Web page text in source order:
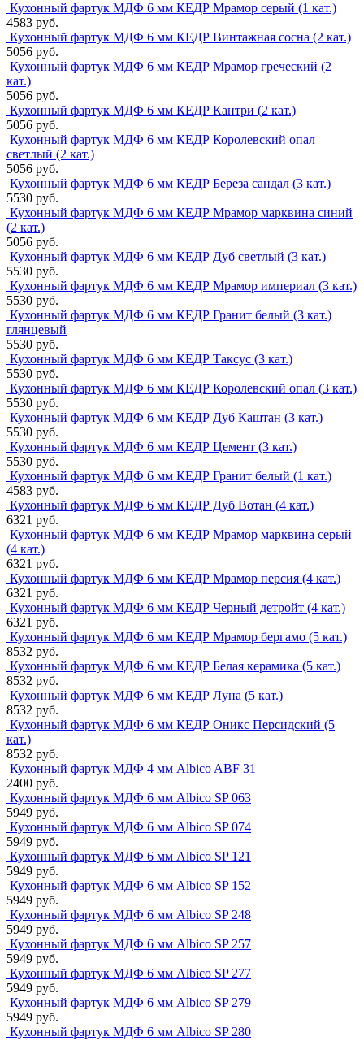
Кухонный фартук МДФ 6 мм КЕДР Мрамор серый (1 кат.)
4583 руб.
Кухонный фартук МДФ 6 мм КЕДР Винтажная сосна (2 кат.)
5056 руб.
Кухонный фартук МДФ 6 мм КЕДР Мрамор греческий (2
кат.)
5056 руб.
Кухонный фартук МДФ 6 мм КЕДР Кантри (2 кат.)
5056 руб.
Кухонный фартук МДФ 6 мм КЕДР Королевский опал
светлый (2 кат.)
5056 руб.
Кухонный фартук МДФ 6 мм КЕДР Береза сандал (3 кат.)
5530 руб.
Кухонный фартук МДФ 6 мм КЕДР Мрамор марквина синий
(2 кат.)
5056 руб.
Кухонный фартук МДФ 6 мм КЕДР Дуб светлый (3 кат.)
5530 руб.
Кухонный фартук МДФ 6 мм КЕДР Мрамор империал (3 кат.)
5530 руб.
Кухонный фартук МДФ 6 мм КЕДР Гранит белый (3 кат.)
глянцевый
5530 руб.
Кухонный фартук МДФ 6 мм КЕДР Таксус (3 кат.)
5530 руб.
Кухонный фартук МДФ 6 мм КЕДР Королевский опал (3 кат.)
5530 руб.
Кухонный фартук МДФ 6 мм КЕДР Дуб Каштан (3 кат.)
5530 руб.
Кухонный фартук МДФ 6 мм КЕДР Цемент (3 кат.)
5530 руб.
Кухонный фартук МДФ 6 мм КЕДР Гранит белый (1 кат.)
4583 руб.
Кухонный фартук МДФ 6 мм КЕДР Дуб Вотан (4 кат.)
6321 руб.
Кухонный фартук МДФ 6 мм КЕДР Мрамор марквина серый
(4 кат.)
6321 руб.
Кухонный фартук МДФ 6 мм КЕДР Мрамор персия (4 кат.)
6321 руб.
Кухонный фартук МДФ 6 мм КЕДР Черный детройт (4 кат.)
6321 руб.
Кухонный фартук МДФ 6 мм КЕДР Мрамор бергамо (5 кат.)
8532 руб.
Кухонный фартук МДФ 6 мм КЕДР Белая керамика (5 кат.)
8532 руб.
Кухонный фартук МДФ 6 мм КЕДР Луна (5 кат.)
8532 руб.
Кухонный фартук МДФ 6 мм КЕДР Оникс Персидский (5
кат.)
8532 руб.
Кухонный фартук МДФ 4 мм Albico ABF 31
2400 руб.
Кухонный фартук МДФ 6 мм Albico SP 063
5949 руб.
Кухонный фартук МДФ 6 мм Albico SP 074
5949 руб.
Кухонный фартук МДФ 6 мм Albico SP 121
5949 руб.
Кухонный фартук МДФ 6 мм Albico SP 152
5949 руб.
Кухонный фартук МДФ 6 мм Albico SP 248
5949 руб.
Кухонный фартук МДФ 6 мм Albico SP 257
5949 руб.
Кухонный фартук МДФ 6 мм Albico SP 277
5949 руб.
Кухонный фартук МДФ 6 мм Albico SP 279
5949 руб.
Кухонный фартук МДФ 6 мм Albico SP 280